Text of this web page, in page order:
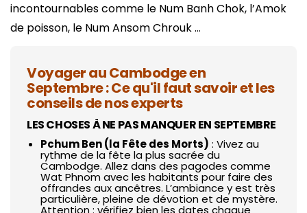
incontournables comme le Num Banh Chok, l’Amok
de poisson, le Num Ansom Chrouk …
Voyager au Cambodge en
Septembre : Ce qu'il faut savoir et les
conseils de nos experts
LES CHOSES À NE PAS MANQUER EN SEPTEMBRE
Pchum Ben (la Fête des Morts) : Vivez au
rythme de la fête la plus sacrée du
Cambodge. Allez dans des pagodes comme
Wat Phnom avec les habitants pour faire des
offrandes aux ancêtres. L’ambiance y est très
particulière, pleine de dévotion et de mystère.
Attention : vérifiez bien les dates chaque